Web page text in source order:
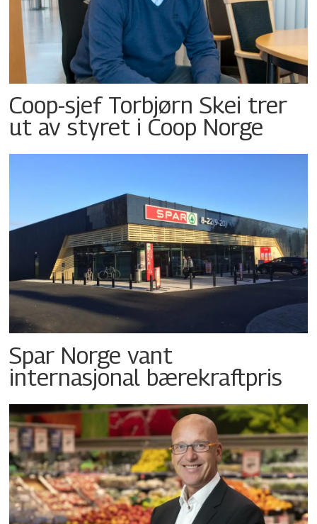
Coop-sjef Torbjørn Skei trer
ut av styret i Coop Norge
Spar Norge vant
internasjonal bærekraftpris